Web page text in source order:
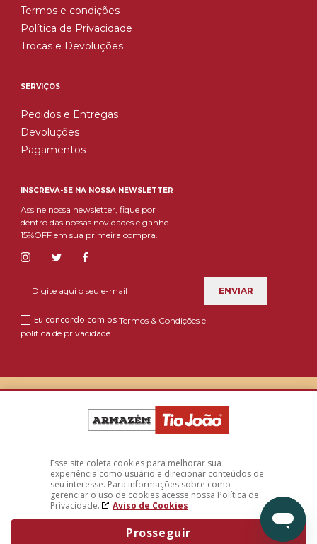
Termos e condições
Política de Privacidade
Trocas e Devoluções
SERVIÇOS
Pedidos e Entregas
Devoluções
Pagamentos
INSCREVA-SE NA NOSSA NEWSLETTER
Assine nossa newsletter, fique por
dentro das nossas novidades e ganhe
15%OFF em sua primeira compra.
Eu concordo com os Termos & Condições e
política de privacidade
Esse site coleta cookies para melhorar sua
experiência como usuário e direcionar conteúdos de
seu interesse. Para informações sobre como
gerenciar o uso de cookies acesse nossa Política de
Privacidade.
Aviso de Cookies
Prosseguir